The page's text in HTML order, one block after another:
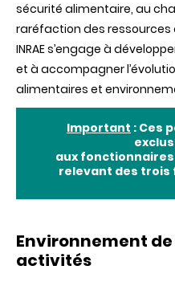
sécurité alimentaire, au
raréfaction des ressources
INRAE s’engage à
et à accompagner
alimentaires et
Important : Ces
aux fonctionnaires
relevant des trois
Environnement
activités